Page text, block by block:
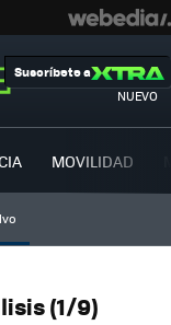
NUEVO
Suscríbete a
MOVILIDAD
(1/9)